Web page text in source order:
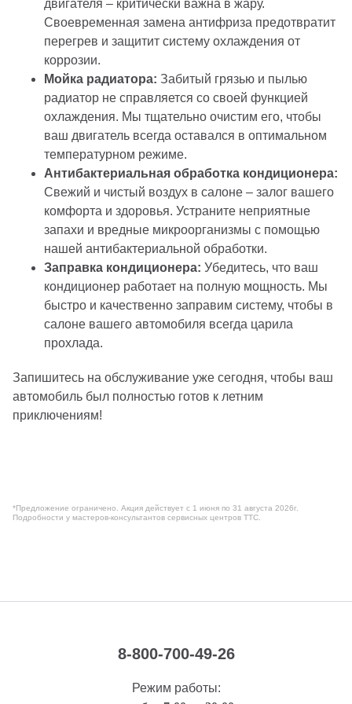
двигателя – критически важна в жару.
Своевременная замена антифриза предотвратит
перегрев и защитит систему охлаждения от
коррозии.
Мойка радиатора: Забитый грязью и пылью
радиатор не справляется со своей функцией
охлаждения. Мы тщательно очистим его, чтобы
ваш двигатель всегда оставался в оптимальном
температурном режиме.
Антибактериальная обработка кондиционера:
Свежий и чистый воздух в салоне – залог вашего
комфорта и здоровья. Устраните неприятные
запахи и вредные микроорганизмы с помощью
нашей антибактериальной обработки.
Заправка кондиционера: Убедитесь, что ваш
кондиционер работает на полную мощность. Мы
быстро и качественно заправим систему, чтобы в
салоне вашего автомобиля всегда царила
прохлада.
Запишитесь на обслуживание уже сегодня, чтобы ваш
автомобиль был полностью готов к летним
приключениям!
*Предложение ограничено. Акция действует с 1 июня по 31 августа 2026г.
Подробности у мастеров-консультантов сервисных центров ТТС.
8-800-700-49-26
Режим работы: